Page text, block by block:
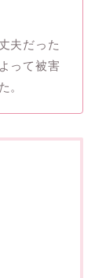
夫だった
って被害
。